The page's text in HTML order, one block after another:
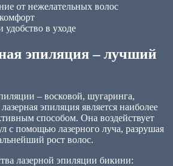
от нежелательных волос
удобство в уходе
эпиляция – лучший
– восковой, шугаринга,
эпиляция является наиболее
способом. Она воздействует
с помощью лазерного луча, разрушая
рост волос.
лазерной эпиляции бикини: